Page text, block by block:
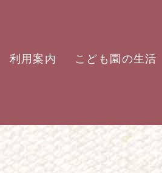
利用案内 こども園の生活